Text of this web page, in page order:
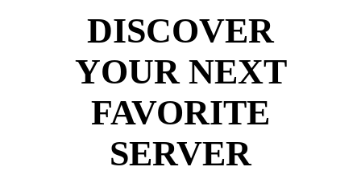
DISCOVER
YOUR NEXT
FAVORITE
SERVER